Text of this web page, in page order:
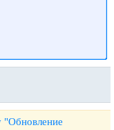
"Обновление